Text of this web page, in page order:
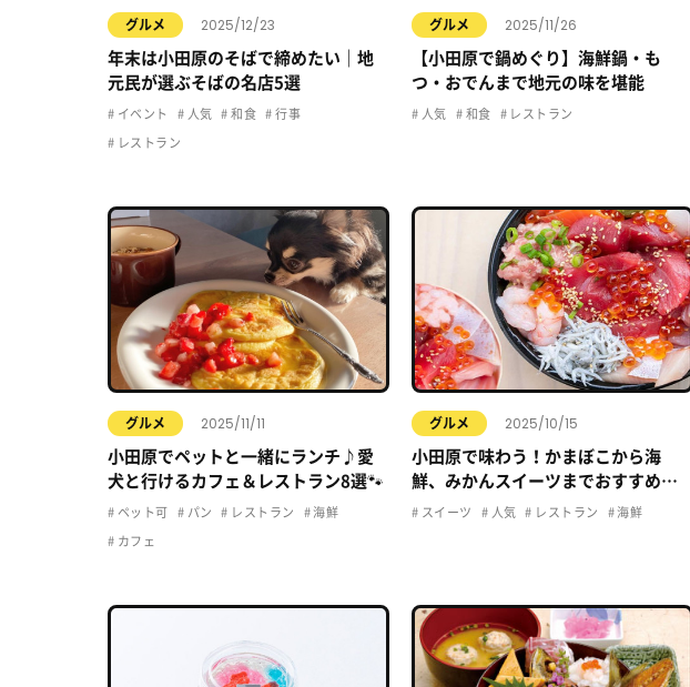
グルメ 2025/12/23
年末は小田原のそばで締めたい｜地
元民が選ぶそばの名店5選
イベント 人気 和食 行事
レストラン
グルメ 2025/11/26
【小田原で鍋めぐり】海鮮鍋・も
つ・おでんまで地元の味を堪能
人気 和食 レストラン
グルメ 2025/11/11
小田原でペットと一緒にランチ♪愛
犬と行けるカフェ＆レストラン8選🐾
ペット可 パン レストラン 海鮮
カフェ
グルメ 2025/10/15
小田原で味わう！かまぼこから海
鮮、みかんスイーツまでおすすめグ
ルメ5選
スイーツ 人気 レストラン 海鮮